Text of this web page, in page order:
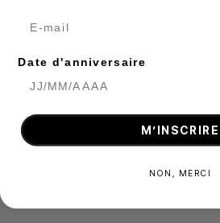
Date d'anniversaire
M’INSCRIRE
NON, MERCI